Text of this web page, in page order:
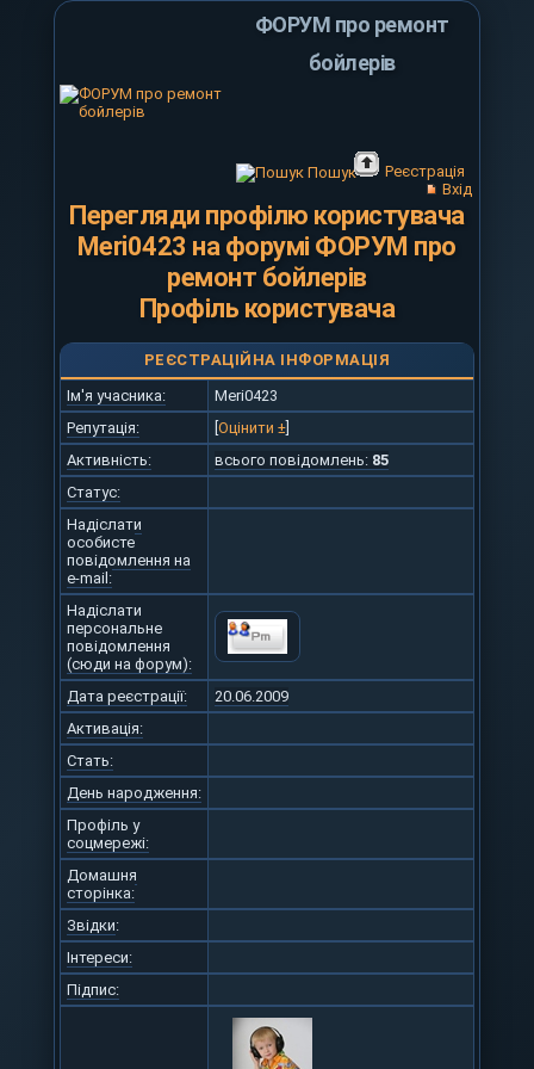
ФОРУМ про ремонт
бойлерів
Пошук
Реєстрація
Вхід
Перегляди профілю користувача
Meri0423 на форумі ФОРУМ про
ремонт бойлерів
Профіль користувача
РЕЄСТРАЦІЙНА ІНФОРМАЦІЯ
Ім'я учасника:
Meri0423
Репутація:
Оцінити ±]
Активність:
всього повідомлень: 85
Статус:
Надіслати
особисте
повідомлення на
e-mail:
Надіслати
персональне
повідомлення
(сюди на форум):
Дата реєстрації:
20.06.2009
Активація:
Стать:
День народження:
Профіль у
соцмережі:
Домашня
сторінка:
Звідки:
Інтереси:
Підпис: